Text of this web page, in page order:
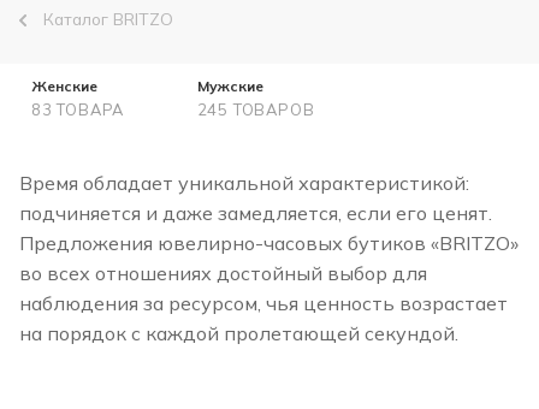
Каталог BRITZO
Женские
83 ТОВАРА
Мужские
245 ТОВАРОВ
Время обладает уникальной характеристикой:
подчиняется и даже замедляется, если его ценят.
Предложения ювелирно-часовых бутиков «BRITZO»
во всех отношениях достойный выбор для
наблюдения за ресурсом, чья ценность возрастает
на порядок с каждой пролетающей секундой.